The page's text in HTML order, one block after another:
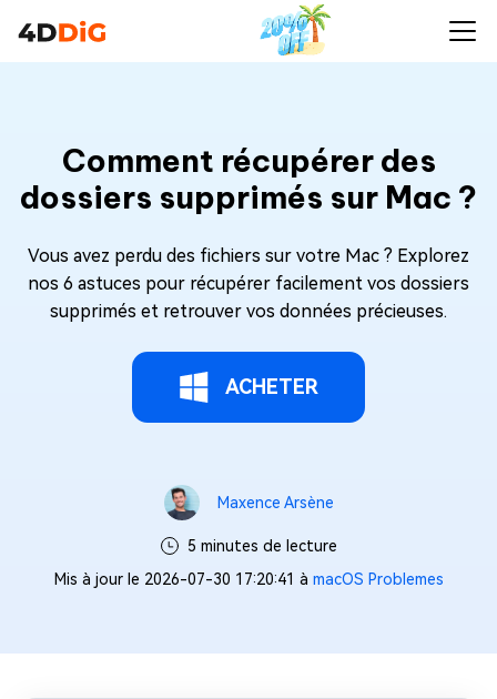
Comment récupérer des
dossiers supprimés sur Mac ?
Vous avez perdu des fichiers sur votre Mac ? Explorez
nos 6 astuces pour récupérer facilement vos dossiers
supprimés et retrouver vos données précieuses.
ACHETER
Maxence Arsène
5 minutes de lecture
Mis à jour le 2026-07-30 17:20:41 à macOS Problemes